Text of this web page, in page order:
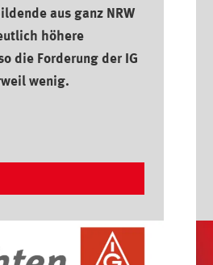
aus ganz NRW
höhere
die Forderung der IG
wenig.